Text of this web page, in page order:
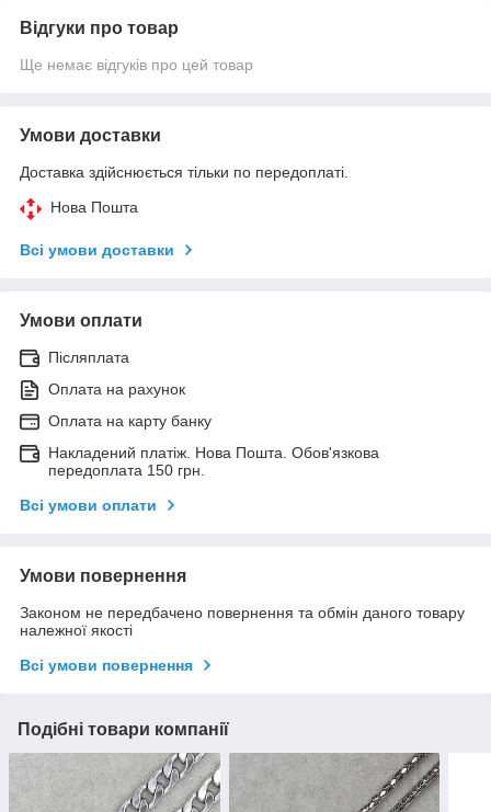
Відгуки про товар
Ще немає відгуків про цей товар
Умови доставки
Доставка здійснюється тільки по передоплаті.
Нова Пошта
Всі умови доставки
Умови оплати
Післяплата
Оплата на рахунок
Оплата на карту банку
Накладений платіж. Нова Пошта. Обов'язкова
передоплата 150 грн.
Всі умови оплати
Умови повернення
Законом не передбачено повернення та обмін даного товару
належної якості
Всі умови повернення
Подібні товари компанії